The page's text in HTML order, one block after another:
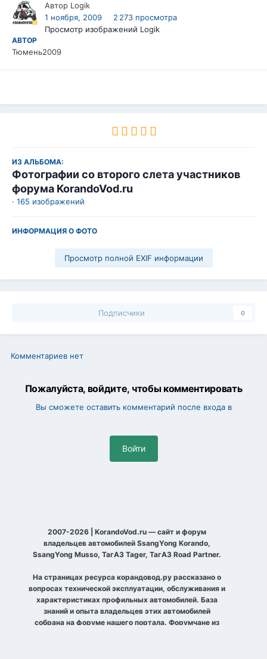
Автор Logik
1 ноября, 2009
2 273 просмотра
Просмотр изображений Logik
АВТОР
Тюмень2009
ИЗ АЛЬБОМА:
Фотографии со второго слета участников
форума KorandoVod.ru
· 165 изображений
ИНФОРМАЦИЯ О ФОТО
Просмотр полной EXIF информации
Подписчики 0
Комментариев нет
Пожалуйста, войдите, чтобы комментировать
Вы сможете оставить комментарий после входа в
Войти
2007-2026 | KorandoVod.ru — сайт и форум
владельцев автомобилей SsangYong Korando,
SsangYong Musso, ТагАЗ Tager, ТагАЗ Road Partner.
На страницах ресурса корандовод.ру рассказано о
вопросах технической эксплуатации, обслуживания и
характеристиках профильных автомобилей. База
знаний и опыта владельцев этих автомобилей
собрана на форуме нашего портала. Форумчане из